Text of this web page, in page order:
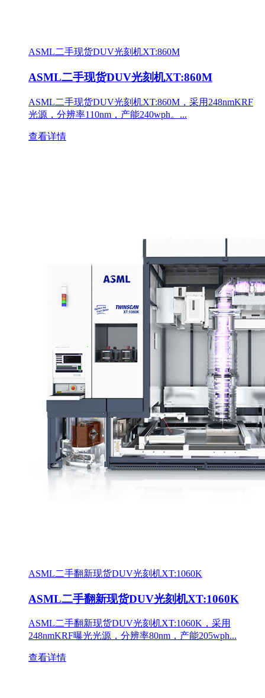
ASML二手现货DUV光刻机XT:860M
ASML二手现货DUV光刻机XT:860M
ASML二手现货DUV光刻机XT:860M，采用248nmKRF
光源，分辨率110nm，产能240wph。...
查看详情
ASML二手翻新现货DUV光刻机XT:1060K
ASML二手翻新现货DUV光刻机XT:1060K
ASML二手翻新现货DUV光刻机XT:1060K，采用
248nmKRF曝光光源，分辨率80nm，产能205wph...
查看详情